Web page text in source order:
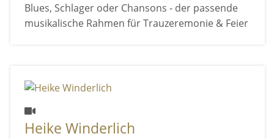
Blues, Schlager oder Chansons - der passende
musikalische Rahmen für Trauzeremonie & Feier
Heike Winderlich